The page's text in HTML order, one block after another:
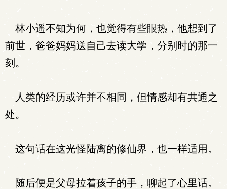
林小遥不知为何，也觉得有些眼热，他想到了
前世，爸爸妈妈送自己去读大学，分别时的那一
刻。
人类的经历或许并不相同，但情感却有共通之
处。
这句话在这光怪陆离的修仙界，也一样适用。
随后便是父母拉着孩子的手，聊起了心里话。